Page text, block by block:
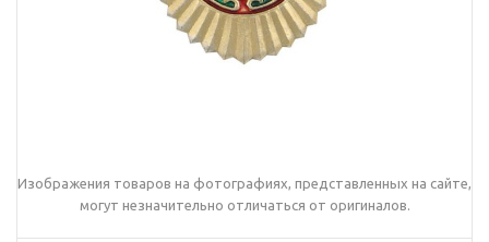
Изображения товаров на фотографиях, представленных на сайте,
могут незначительно отличаться от оригиналов.